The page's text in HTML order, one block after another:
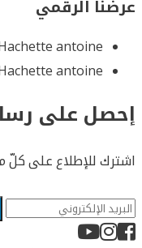
عرضنا الرقمي
antoine
antoine
إحصل على
اشترك للإطلاع على كلّ